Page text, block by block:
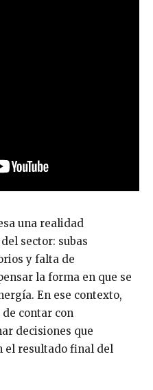
una realidad
sector: subas
y falta de
la forma en que se
En ese contexto,
contar con
decisiones que
el resultado final del